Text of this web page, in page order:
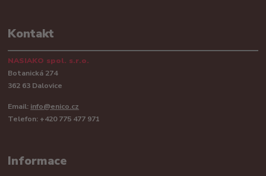
Kontakt
NASIAKO spol. s.r.o.
Botanická 274
362 63 Dalovice
Email: info@enico.cz
Telefon: +420 775 477 971
Informace